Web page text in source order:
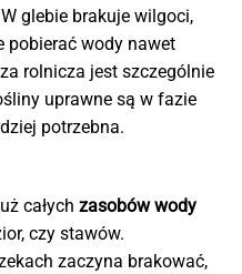
glebie brakuje wilgoci,
pobierać wody nawet
rolnicza jest szczególnie
uprawne są w fazie
potrzebna.
całych zasobów wody
czy stawów.
zaczyna brakować,